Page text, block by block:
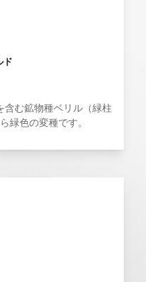
ド
含む鉱物種ベリル（緑柱
緑色の変種です。